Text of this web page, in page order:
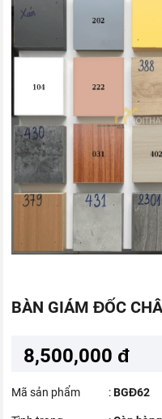
BÀN GIÁM ĐỐC
8,500,000 đ
Mã sản phẩm :BGĐ62